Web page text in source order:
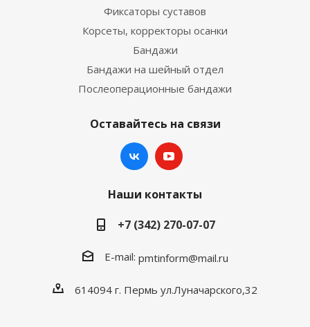
Фиксаторы суставов
Корсеты, корректоры осанки
Бандажи
Бандажи на шейный отдел
Послеоперационные бандажи
Оставайтесь на связи
Наши контакты
+7 (342) 270-07-07
E-mail: pmtinform@mail.ru
614094 г. Пермь ул.Луначарского,32